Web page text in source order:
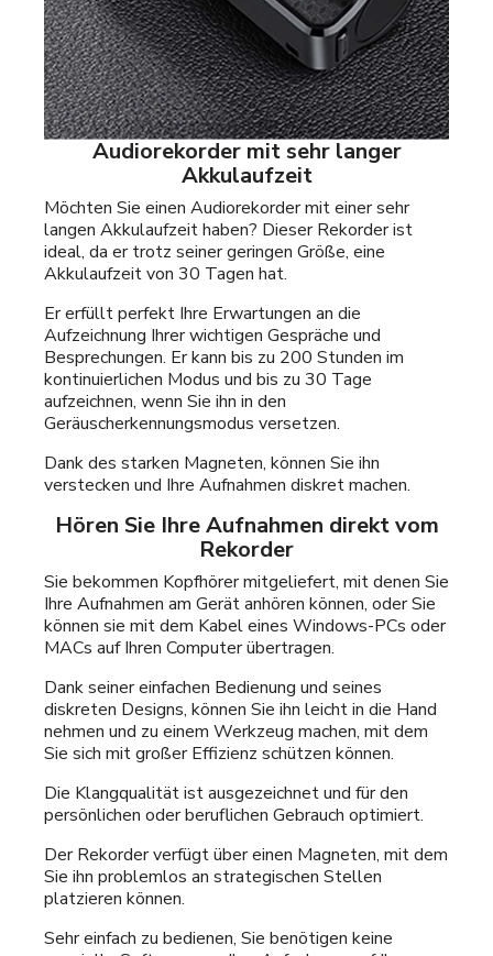
Audiorekorder mit sehr langer
Akkulaufzeit
Möchten Sie einen Audiorekorder mit einer sehr
langen Akkulaufzeit haben? Dieser Rekorder ist
ideal, da er trotz seiner geringen Größe, eine
Akkulaufzeit von 30 Tagen hat.
Er erfüllt perfekt Ihre Erwartungen an die
Aufzeichnung Ihrer wichtigen Gespräche und
Besprechungen. Er kann bis zu 200 Stunden im
kontinuierlichen Modus und bis zu 30 Tage
aufzeichnen, wenn Sie ihn in den
Geräuscherkennungsmodus versetzen.
Dank des starken Magneten, können Sie ihn
verstecken und Ihre Aufnahmen diskret machen.
Hören Sie Ihre Aufnahmen direkt vom
Rekorder
Sie bekommen Kopfhörer mitgeliefert, mit denen Sie
Ihre Aufnahmen am Gerät anhören können, oder Sie
können sie mit dem Kabel eines Windows-PCs oder
MACs auf Ihren Computer übertragen.
Dank seiner einfachen Bedienung und seines
diskreten Designs, können Sie ihn leicht in die Hand
nehmen und zu einem Werkzeug machen, mit dem
Sie sich mit großer Effizienz schützen können.
Die Klangqualität ist ausgezeichnet und für den
persönlichen oder beruflichen Gebrauch optimiert.
Der Rekorder verfügt über einen Magneten, mit dem
Sie ihn problemlos an strategischen Stellen
platzieren können.
Sehr einfach zu bedienen, Sie benötigen keine